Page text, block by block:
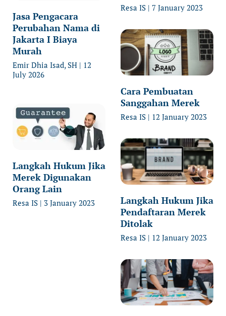
Jasa Pengacara
Perubahan Nama di
Jakarta I Biaya
Murah
Emir Dhia Isad, SH
12
July 2026
Langkah Hukum Jika
Merek Digunakan
Orang Lain
Resa IS 3 January 2023
Resa IS 7 January 2023
Cara Pembuatan
Sanggahan Merek
Resa IS 12 January 2023
Langkah Hukum Jika
Pendaftaran Merek
Ditolak
Resa IS 12 January 2023